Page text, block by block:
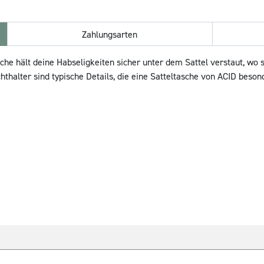
Zahlungsarten
hält deine Habseligkeiten sicher unter dem Sattel verstaut,
sind typische Details, die eine Satteltasche von ACID